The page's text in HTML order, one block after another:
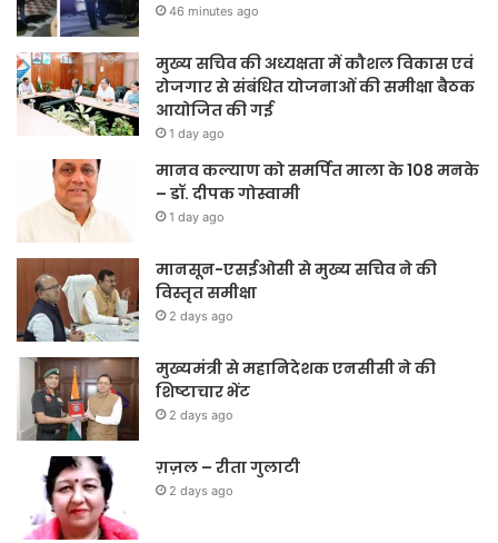
46 minutes ago
मुख्य सचिव की अध्यक्षता में कौशल विकास एवं
रोजगार से संबंधित योजनाओं की समीक्षा बैठक
आयोजित की गई
1 day ago
मानव कल्याण को समर्पित माला के 108 मनके
– डॉ. दीपक गोस्वामी
1 day ago
मानसून-एसईओसी से मुख्य सचिव ने की
विस्तृत समीक्षा
2 days ago
मुख्यमंत्री से महानिदेशक एनसीसी ने की
शिष्टाचार भेंट
2 days ago
ग़ज़ल – रीता गुलाटी
2 days ago